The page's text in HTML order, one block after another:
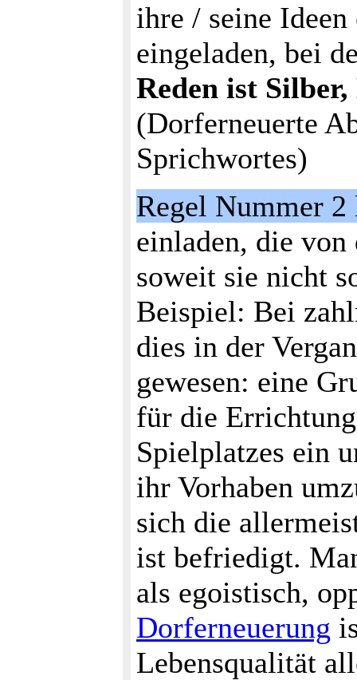
ihre / seine
eingeladen, bei
Reden ist
(Dorferneuerte
Sprichwortes)
Regel Nummer 2
einladen, die
soweit sie nicht
Beispiel: Bei
dies in der
gewesen: eine
für die
Spielplatzes ein
ihr Vorhaben
sich die
ist befriedigt.
als egoistisch,
Dorferneuerung
Lebensqualität